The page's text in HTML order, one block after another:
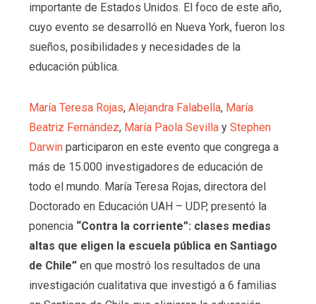
importante de Estados Unidos. El foco de este año,
cuyo evento se desarrolló en Nueva York, fueron los
sueños, posibilidades y necesidades de la
educación pública.
María Teresa Rojas, Alejandra Falabella, María
Beatriz Fernández, María Paola Sevillay Stephen
Darwinparticiparon en este evento que congrega a
más de 15.000 investigadores de educación de
todo el mundo. María Teresa Rojas, directora del
Doctorado en Educación UAH – UDP, presentó la
ponencia “Contra la corriente”: clases medias
altas que eligen la escuela pública en Santiago
de Chile”en que mostró los resultados de una
investigación cualitativa que investigó a 6 familias